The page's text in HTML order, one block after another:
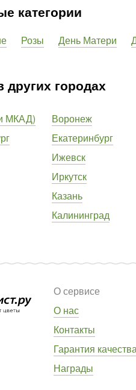
категории
Розы День Матери
других городах
МКАД)
Воронеж
Екатеринбург
Ижевск
Иркутск
Казань
Калининград
О сервисе
О нас
Контакты
Гарантия
Награды